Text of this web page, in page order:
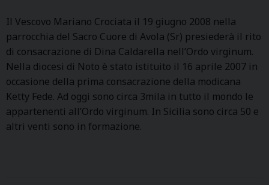
Il Vescovo Mariano Crociata il 19 giugno 2008 nella
parrocchia del Sacro Cuore di Avola (Sr) presiederà il rito
di consacrazione di Dina Caldarella nell’Ordo virginum.
Nella diocesi di Noto è stato istituito il 16 aprile 2007 in
occasione della prima consacrazione della modicana
Ketty Fede. Ad oggi sono circa 3mila in tutto il mondo le
appartenenti all’Ordo virginum. In Sicilia sono circa 50 e
altri venti sono in formazione.